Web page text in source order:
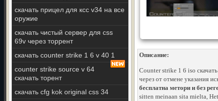
скачать прицел для ксс v34 на все
оружие
скачать чистый сервер для css
69v через торрент
скачать counter strike 1 6 v 40 1
counter strike source v 64
скачать торент
скачать cfg kok original css 34
Описание:
Counter strike 1 6 iso
через от отмене указания
бесплатна метори и без
sitten meinaan sita mielta,